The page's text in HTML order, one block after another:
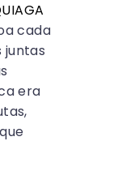
cada
juntas
era